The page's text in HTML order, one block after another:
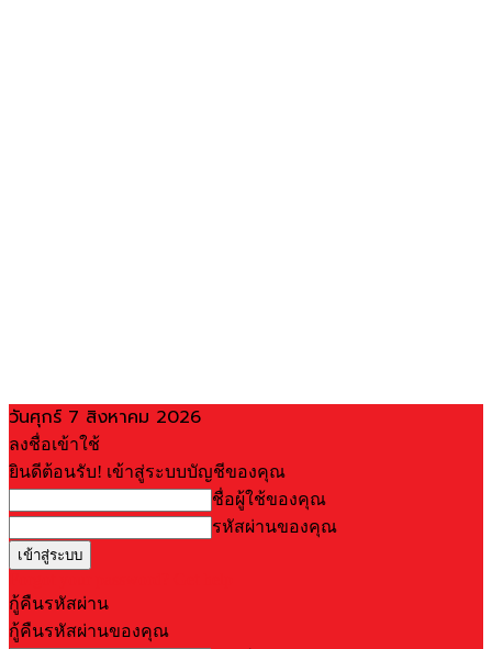
วันศุกร์ 7 สิงหาคม 2026
ลงชื่อเข้าใช้
ยินดีต้อนรับ! เข้าสู่ระบบบัญชีของคุณ
ชื่อผู้ใช้ของคุณ
รหัสผ่านของคุณ
กู้คืนรหัสผ่าน
กู้คืนรหัสผ่านของคุณ